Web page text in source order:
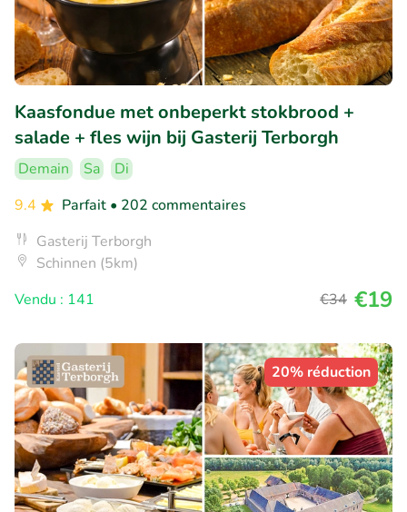
Kaasfondue met onbeperkt stokbrood +
salade + fles wijn bij Gasterij Terborgh
Demain Sa
Di
9.4
Parfait • 202 commentaires
Gasterij Terborgh
Schinnen (5km)
Vendu : 141
€34 €19
20% réduction